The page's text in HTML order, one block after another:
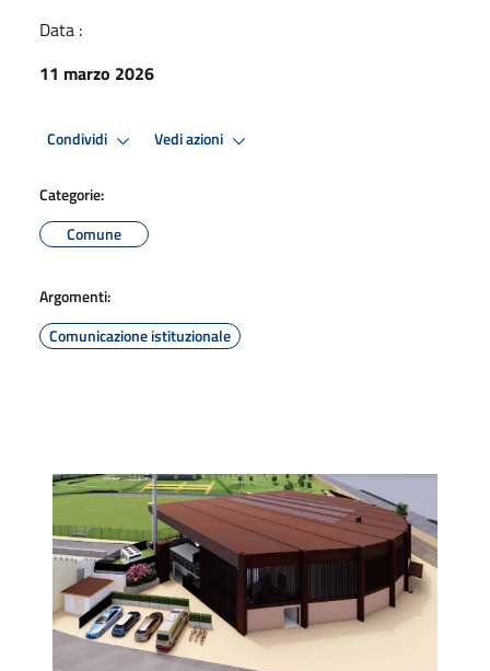
Data :
11 marzo 2026
Condividi Vedi azioni
Categorie:
Comune
Argomenti:
Comunicazione istituzionale